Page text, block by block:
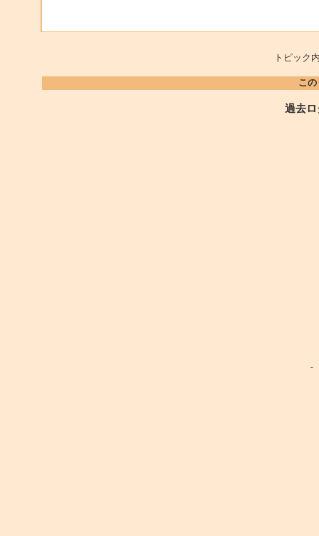
トピッ
こ
過去